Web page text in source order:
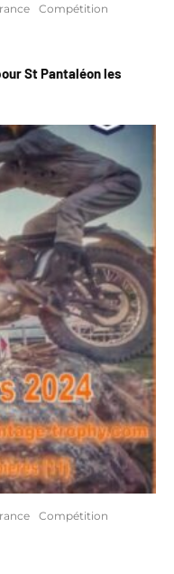
Compétition
St Pantaléon les
Compétition